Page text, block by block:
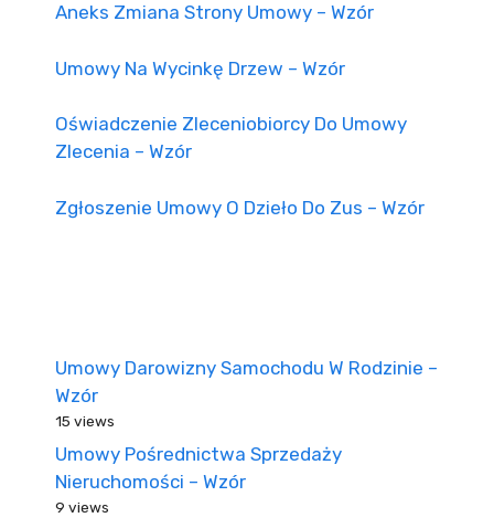
Aneks Zmiana Strony Umowy – Wzór
Umowy Na Wycinkę Drzew – Wzór
Oświadczenie Zleceniobiorcy Do Umowy
Zlecenia – Wzór
Zgłoszenie Umowy O Dzieło Do Zus – Wzór
Umowy Darowizny Samochodu W Rodzinie –
Wzór
15 views
Umowy Pośrednictwa Sprzedaży
Nieruchomości – Wzór
9 views